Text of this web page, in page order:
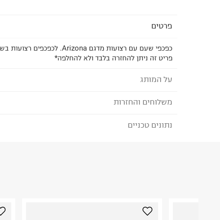
פרטים
כפכפי שעם עם רצועות מדגם Arizona. לכפכפים רצועות בשילוב אבזם מתכווננן.
פריט זה ניתן להחזרה בלבד ולא להחלפה*
על המותג
בירקנשטוק - BIRKENSTOCK
משלוחים והחזרות
לבחירת בשיטת המשלוח המתאימה לכם,
לפני החזרת החבילה, חשוב להדביק את מדבקת
נתונים טכניים